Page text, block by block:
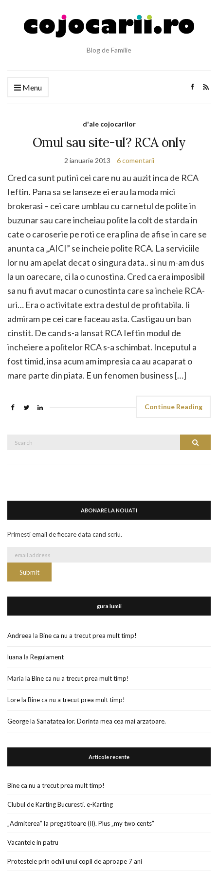
Blog de Familie
Menu
d'ale cojocarilor
Omul sau site-ul? RCA only
2 ianuarie 2013 6 comentarii
Cred ca sunt putini cei care nu au auzit inca de RCA
Ieftin. Pana sa se lanseze ei erau la moda mici
brokerasi – cei care umblau cu carnetul de polite in
buzunar sau care incheiau polite la colt de starda in
cate o caroserie pe roti ce era plina de afise in care se
anunta ca „AICI” se incheie polite RCA. La serviciile
lor nu am apelat decat o singura data.. si nu m-am dus
la un oarecare, ci la o cunostina. Cred ca era imposibil
sa nu fi avut macar o cunostinta care sa incheie RCA-
uri… Era o activitate extra destul de profitabila. Ii
admiram pe cei care faceau asta. Castigau un ban
cinstit. De cand s-a lansat RCA Ieftin modul de
incheiere a politelor RCA s-a schimbat. Inceputul a
fost timid, insa acum am impresia ca au acaparat o
mare parte din piata. E un fenomen business […]
Continue Reading
Search
ABONARE LA NOUATI
Primesti email de fiecare data cand scriu.
gura lumii
Andreea la Bine ca nu a trecut prea mult timp!
luana la Regulament
Maria la Bine ca nu a trecut prea mult timp!
Lorela Bine ca nu a trecut prea mult timp!
Georgela Sanatatea lor. Dorinta mea cea mai arzatoare.
Articole recente
Bine ca nu a trecut prea mult timp!
Clubul de Karting Bucuresti. e-Karting
„Admiterea” la pregatitoare (II). Plus „my two cents”
Vacantele in patru
Protestele prin ochii unui copil de aproape 7 ani